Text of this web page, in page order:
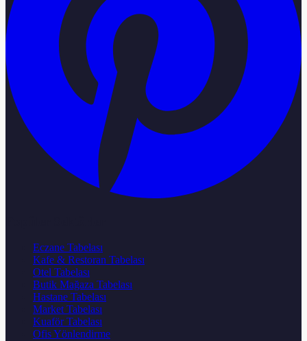
Eczane Tabelası
Kafe & Restoran Tabelası
Otel Tabelası
Butik Mağaza Tabelası
Hastane Tabelası
Market Tabelası
Kuaför Tabelası
Ofis Yönlendirme